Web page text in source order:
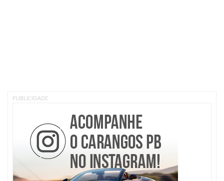
PUBLICIDADE